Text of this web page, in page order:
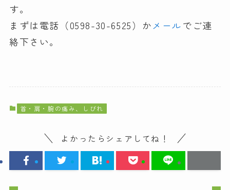
す。
まずは電話（0598-30-6525）かメールでご連
絡下さい。
首・肩・腕の痛み、しびれ
よかったらシェアしてね！